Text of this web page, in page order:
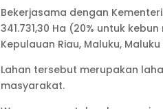
Bekerjasama dengan
341.731,30 Ha (20% untuk
Kepulauan Riau, Maluku,
Lahan tersebut merupakan
masyarakat.